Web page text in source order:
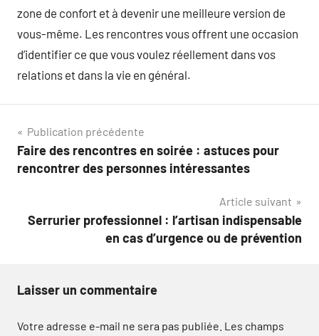
zone de confort et à devenir une meilleure version de
vous-même. Les rencontres vous offrent une occasion
d’identifier ce que vous voulez réellement dans vos
relations et dans la vie en général.
Navigation
de
Publication précédente
Faire des rencontres en soirée : astuces pour
rencontrer des personnes intéressantes
Article suivant
Serrurier professionnel : l’artisan indispensable
en cas d’urgence ou de prévention
Laisser un commentaire
Votre adresse e-mail ne sera pas publiée. Les champs